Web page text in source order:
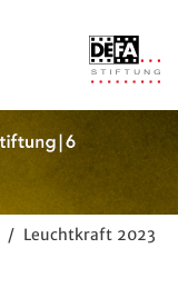
/ Leuchtkraft 2023